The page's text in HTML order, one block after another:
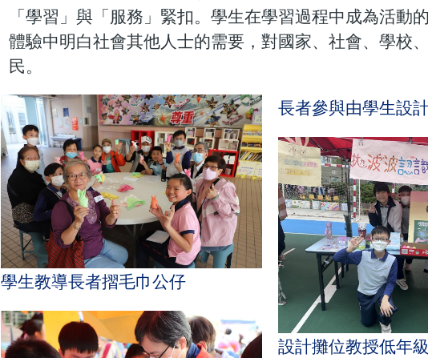
「學習」與「服務」緊扣。學生在學習過程中成為活
體驗中明白社會其他人士的需要，對國家、社會、學校
民。
學生教導長者摺毛巾公仔
長者參與由學生設
設計攤位教授低年